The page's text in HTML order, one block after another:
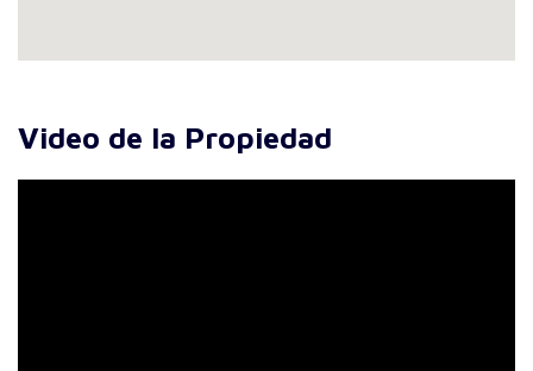
Video de la Propiedad